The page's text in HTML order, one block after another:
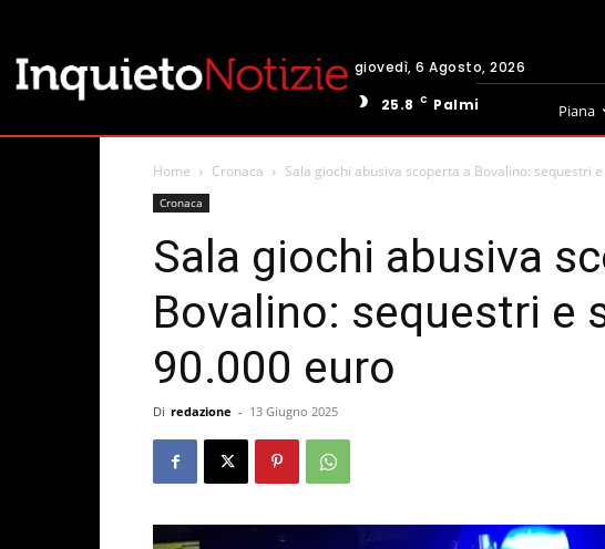
giovedì, 6 Agosto, 2026
25.8
C Palmi Piana
Home Cronaca Sala giochi abusiva scoperta a Bovalino: sequestri
Cronaca
Sala giochi abusiva
Bovalino: sequestri e
90.000 euro
Di redazione - 13 Giugno 2025